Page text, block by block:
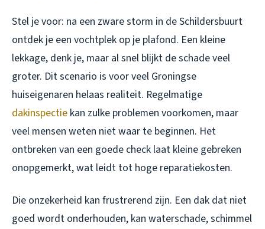
Stel je voor: na een zware storm in de Schildersbuurt
ontdek je een vochtplek op je plafond. Een kleine
lekkage, denk je, maar al snel blijkt de schade veel
groter. Dit scenario is voor veel Groningse
huiseigenaren helaas realiteit. Regelmatige
dakinspectie kan zulke problemen voorkomen, maar
veel mensen weten niet waar te beginnen. Het
ontbreken van een goede check laat kleine gebreken
onopgemerkt, wat leidt tot hoge reparatiekosten.
Die onzekerheid kan frustrerend zijn. Een dak dat niet
goed wordt onderhouden, kan waterschade, schimmel